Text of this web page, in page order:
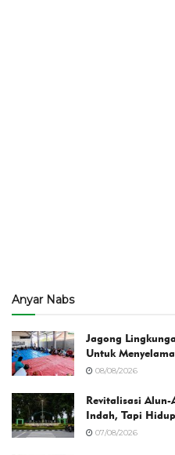
Anyar Nabs
Jagong
Untuk
08/08/2026
Revitalisasi
Indah, Tapi Hidup
07/08/2026